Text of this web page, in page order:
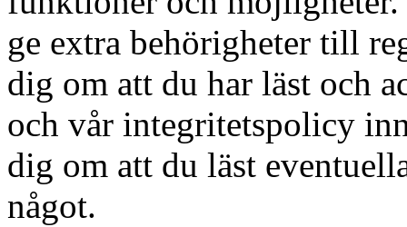
ge extra behörigheter till
dig om att du har läst och
och vår integritetspolicy
dig om att du läst
något.